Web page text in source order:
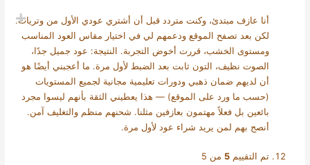
أنا عازف مبتدئ، وكنت متردد قبل أن أشتري عودي الأول من وتريات.
لكن بعد تصفح الموقع ودعمهم لي في اختيار مقاس العود المناسب
ومستوى الخشب، قررت أخوض التجربة. النتيجة: عود جميل جدًا،
الصوت نظيف، التون ثابت بعد الضبط لأول مرة. ما أعجبني أيضًا هو
أن لديهم ضمان ذهبي ودورات تعليمية مجانية لجميع المستويات
(حسب ما ورد على الموقع) — هذا يعطيني الثقة بأنهم ليسوا مجرد
بائعين بل فعلاً مهتمون بعازفين مثلنا. شحنهم منظم والتغليف آمن.
أنصح بهم لمن يريد شراء عود لأول مرة.
تم التقييم5 من 5